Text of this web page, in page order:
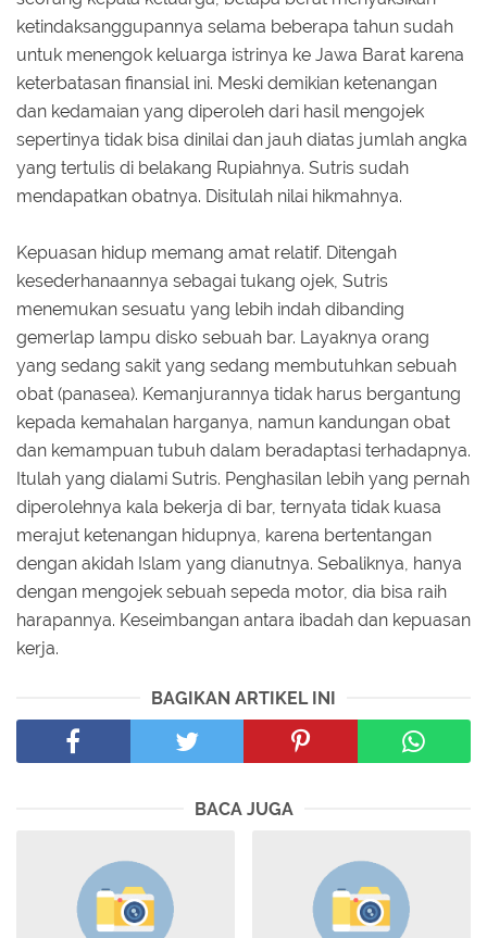
ketindaksanggupannya selama beberapa tahun sudah
untuk menengok keluarga istrinya ke Jawa Barat karena
keterbatasan finansial ini. Meski demikian ketenangan
dan kedamaian yang diperoleh dari hasil mengojek
sepertinya tidak bisa dinilai dan jauh diatas jumlah angka
yang tertulis di belakang Rupiahnya. Sutris sudah
mendapatkan obatnya. Disitulah nilai hikmahnya.
Kepuasan hidup memang amat relatif. Ditengah
kesederhanaannya sebagai tukang ojek, Sutris
menemukan sesuatu yang lebih indah dibanding
gemerlap lampu disko sebuah bar. Layaknya orang
yang sedang sakit yang sedang membutuhkan sebuah
obat (panasea). Kemanjurannya tidak harus bergantung
kepada kemahalan harganya, namun kandungan obat
dan kemampuan tubuh dalam beradaptasi terhadapnya.
Itulah yang dialami Sutris. Penghasilan lebih yang pernah
diperolehnya kala bekerja di bar, ternyata tidak kuasa
merajut ketenangan hidupnya, karena bertentangan
dengan akidah Islam yang dianutnya. Sebaliknya, hanya
dengan mengojek sebuah sepeda motor, dia bisa raih
harapannya. Keseimbangan antara ibadah dan kepuasan
kerja.
BAGIKAN ARTIKEL INI
BACA JUGA